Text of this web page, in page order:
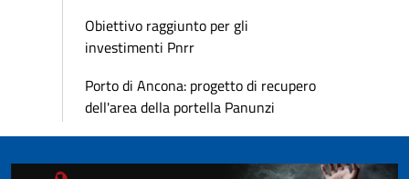
Obiettivo raggiunto per gli
investimenti Pnrr
Porto di Ancona: progetto di recupero
dell'area della portella Panunzi